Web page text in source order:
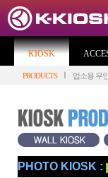
KIOSK
PRODUCTS 업소용 무
PHOTO KIOSK :